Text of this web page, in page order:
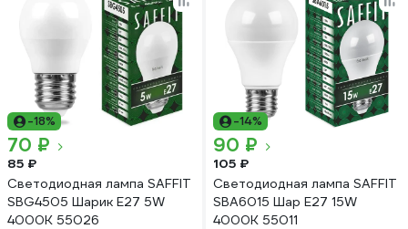
-18%
70 ₽
85 ₽
Светодиодная лампа SAFFIT
SBG4505 Шарик E27 5W
4000K 55026
-14%
90 ₽
105 ₽
Светодиодная лампа SAFFIT
SBA6015 Шар E27 15W
4000K 55011